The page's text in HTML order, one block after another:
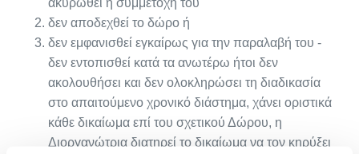
δεν αποδεχθεί το δώρο ή
δεν εμφανισθεί εγκαίρως για την παραλαβή του -
δεν εντοπισθεί κατά τα ανωτέρω ήτοι δεν
ακολουθήσει και δεν ολοκληρώσει τη διαδικασία
στο απαιτούμενο χρονικό διάστημα, χάνει οριστικά
κάθε δικαίωμα επί του σχετικού Δώρου, η
Διοργανώτρια διατηρεί το δικαίωμα να τον κηρύξει